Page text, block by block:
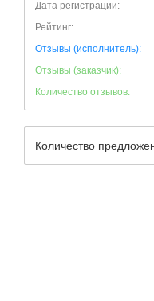
Дата регистрации:
Рейтинг:
Отзывы (исполнитель):
Отзывы (заказчик):
Количество отзывов:
Количество